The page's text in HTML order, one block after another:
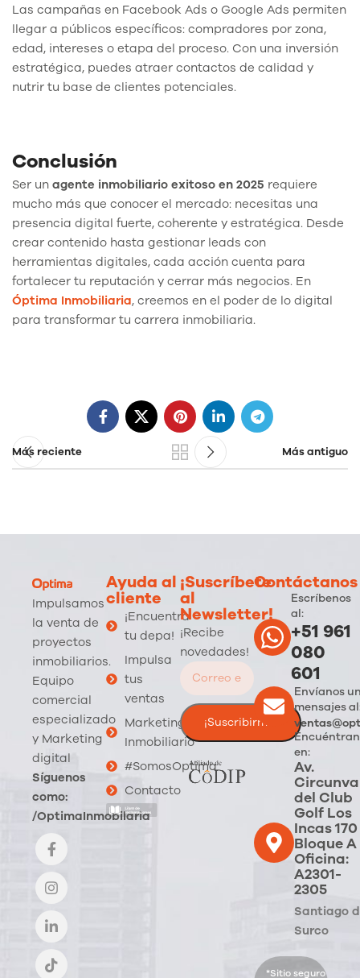
Las campañas en Facebook Ads o Google Ads permiten
llegar a públicos específicos: compradores por zona,
edad, intereses o etapa del proceso. Con una inversión
estratégica, puedes atraer contactos de calidad y
nutrir tu base de clientes potenciales.
Conclusión
Ser un agente inmobiliario exitoso en 2025 requiere
mucho más que conocer el mercado: necesitas una
presencia digital fuerte, coherente y estratégica. Desde
crear contenido hasta gestionar leads con
herramientas digitales, cada acción cuenta para
fortalecer tu reputación y cerrar más negocios. En
Óptima Inmobiliaria, creemos en el poder de lo digital
para transformar tu carrera inmobiliaria.
Más reciente Más antiguo
Impulsamos
la venta de
proyectos
inmobiliarios.
Equipo
comercial
especializado
y Marketing
digital
Síguenos
como:
/OptimaInmobilaria
Ayuda al
cliente
¡Encuentra
tu depa!
Impulsa
tus
ventas
Marketing
Inmobiliario
#SomosOptima
Contacto
¡Suscríbete
al
Newsletter!
¡Recibe
novedades!
Contáctanos
Escríbenos
al:
+51 961
080
601
Envíanos
mensajes
en:
Av.
del Club
Golf Los
Incas 170
Bloque A
Oficina:
A2301-
2305
Santiago
Surco
*Sitio seguro